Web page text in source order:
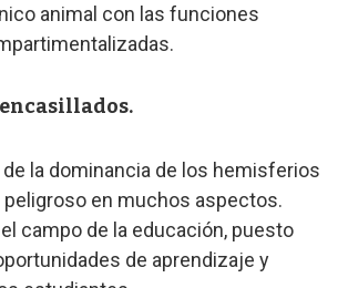
animal con las funciones
la dominancia de los hemisferios
en muchos aspectos.
campo de la educación, puesto
de aprendizaje y